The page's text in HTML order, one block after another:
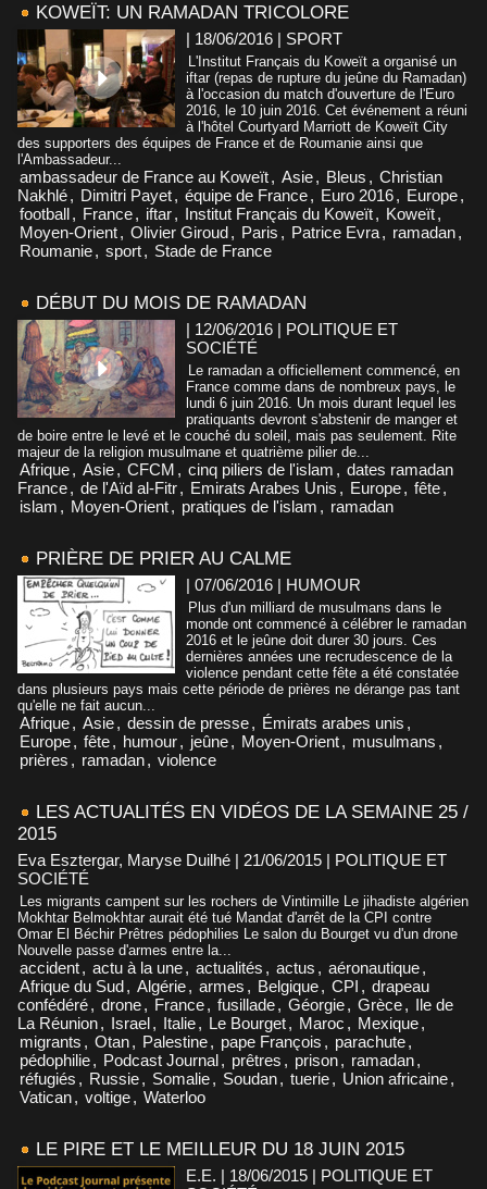
KOWEÏT: UN RAMADAN TRICOLORE
| 18/06/2016 | SPORT
L'Institut Français du Koweït a organisé un
iftar (repas de rupture du jeûne du Ramadan)
à l'occasion du match d'ouverture de l'Euro
2016, le 10 juin 2016. Cet événement a réuni
à l'hôtel Courtyard Marriott de Koweït City
des supporters des équipes de France et de Roumanie ainsi que
l'Ambassadeur...
ambassadeur de France au Koweït, Asie, Bleus , Christian
Nakhlé, Dimitri Payet, équipe de France, Euro 2016, Europe,
football, France, iftar, Institut Français du Koweït, Koweït,
Moyen-Orient, Olivier Giroud, Paris , Patrice Evra, ramadan,
Roumanie, sport, Stade de France
DÉBUT DU MOIS DE RAMADAN
| 12/06/2016 | POLITIQUE ET
SOCIÉTÉ
Le ramadan a officiellement commencé, en
France comme dans de nombreux pays, le
lundi 6 juin 2016. Un mois durant lequel les
pratiquants devront s'abstenir de manger et
de boire entre le levé et le couché du soleil, mais pas seulement. Rite
majeur de la religion musulmane et quatrième pilier de...
Afrique, Asie, CFCM , cinq piliers de l'islam , dates ramadan
France, de l'Aïd al-Fitr, Emirats Arabes Unis , Europe, fête,
islam , Moyen-Orient, pratiques de l'islam , ramadan
PRIÈRE DE PRIER AU CALME
| 07/06/2016 | HUMOUR
Plus d'un milliard de musulmans dans le
monde ont commencé à célébrer le ramadan
2016 et le jeûne doit durer 30 jours. Ces
dernières années une recrudescence de la
violence pendant cette fête a été constatée
dans plusieurs pays mais cette période de prières ne dérange pas tant
qu'elle ne fait aucun...
Afrique, Asie, dessin de presse, Émirats arabes unis ,
Europe, fête, humour, jeûne, Moyen-Orient, musulmans ,
prières , ramadan, violence
LES ACTUALITÉS EN VIDÉOS DE LA SEMAINE 25 /
2015
Eva Esztergar, Maryse Duilhé | 21/06/2015 | POLITIQUE ET
SOCIÉTÉ
Les migrants campent sur les rochers de Vintimille Le jihadiste algérien
Mokhtar Belmokhtar aurait été tué Mandat d'arrêt de la CPI contre
Omar El Béchir Prêtres pédophilies Le salon du Bourget vu d'un drone
Nouvelle passe d'armes entre la...
accident, actu à la une, actualités , actus , aéronautique,
Afrique du Sud, Algérie, armes , Belgique, CPI , drapeau
confédéré, drone, France, fusillade, Géorgie, Grèce, Ile de
La Réunion, Israel, Italie, Le Bourget, Maroc , Mexique,
migrants , Otan, Palestine, pape François , parachute,
pédophilie, Podcast Journal, prêtres , prison, ramadan,
réfugiés , Russie, Somalie, Soudan, tuerie, Union africaine,
Vatican, voltige, Waterloo
LE PIRE ET LE MEILLEUR DU 18 JUIN 2015
E.E. | 18/06/2015 | POLITIQUE ET